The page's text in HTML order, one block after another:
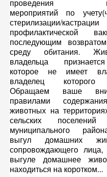
проведения
мероприятий по
стерилизации/
профилактической
последующим
среду обитания.
владельца
которое не имеет
владелец которого
Обращаем ваше
правилами
животных на
сельских поселений
муниципального
выгул домашних
сопровождающего
выгуле домашнее
находиться на коротком...